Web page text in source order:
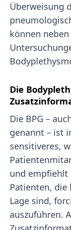
Überweisung
können
Die
Die BPG –
genannt – ist
sensitiveres,
und empfiehlt
Patienten,
Lage sind,
auszuführen.